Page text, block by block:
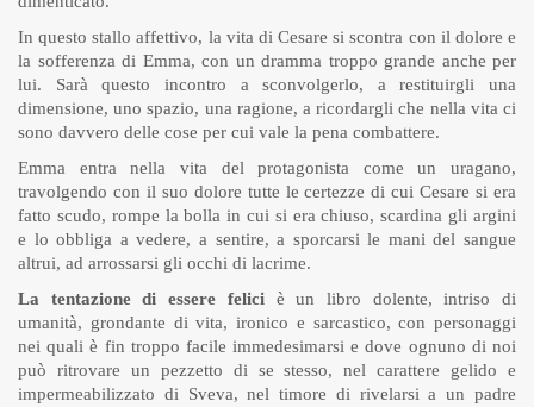
In questo stallo affettivo, la vita di Cesare si scontra con il dolore e
la sofferenza di Emma, con un dramma troppo grande anche per
lui. Sarà questo incontro a sconvolgerlo, a restituirgli una
dimensione, uno spazio, una ragione, a ricordargli che nella vita ci
sono davvero delle cose per cui vale la pena combattere.
Emma entra nella vita del protagonista come un uragano,
travolgendo con il suo dolore tutte le certezze di cui Cesare si era
fatto scudo, rompe la bolla in cui si era chiuso, scardina gli argini
e lo obbliga a vedere, a sentire, a sporcarsi le mani del sangue
altrui, ad arrossarsi gli occhi di lacrime.
La tentazione di essere feliciè un libro dolente, intriso di
umanità, grondante di vita, ironico e sarcastico, con personaggi
nei quali è fin troppo facile immedesimarsi e dove ognuno di noi
può ritrovare un pezzetto di se stesso, nel carattere gelido e
impermeabilizzato di Sveva, nel timore di rivelarsi a un padre